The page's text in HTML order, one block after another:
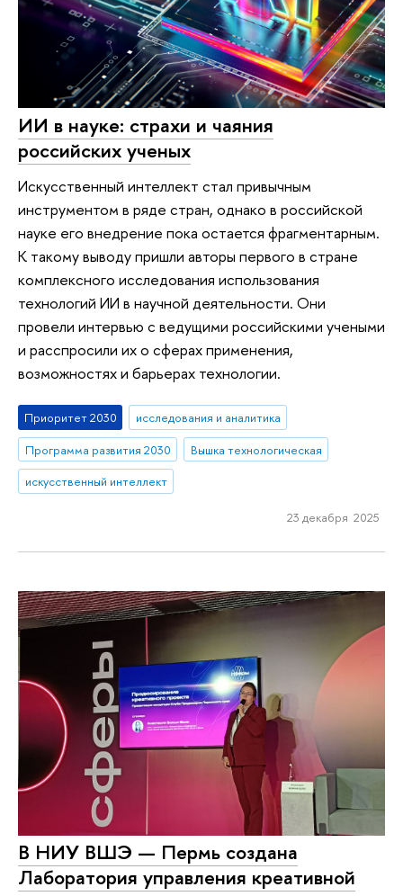
ИИ в науке: страхи и чаяния
российских ученых
Искусственный интеллект стал привычным
инструментом в ряде стран, однако в российской
науке его внедрение пока остается фрагментарным.
К такому выводу пришли авторы первого в стране
комплексного исследования использования
технологий ИИ в научной деятельности. Они
провели интервью с ведущими российскими учеными
и расспросили их о сферах применения,
возможностях и барьерах технологии.
Приоритет 2030
исследования и аналитика
Программа развития 2030
Вышка технологическая
искусственный интеллект
23 декабря 2025
В НИУ ВШЭ — Пермь создана
Лаборатория управления креативной